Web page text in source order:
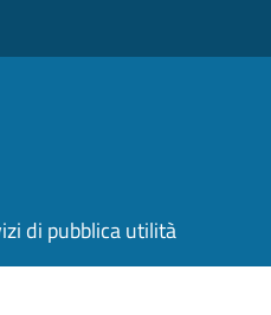
di pubblica utilità